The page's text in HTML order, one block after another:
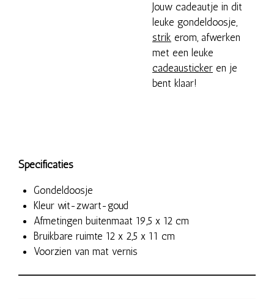
Jouw cadeautje in dit
leuke gondeldoosje,
strik erom, afwerken
met een leuke
cadeausticker en je
bent klaar!
Specificaties
Gondeldoosje
Kleur wit-zwart-goud
Afmetingen buitenmaat 19,5 x 12 cm
Bruikbare ruimte 12 x 2,5 x 11 cm
Voorzien van mat vernis